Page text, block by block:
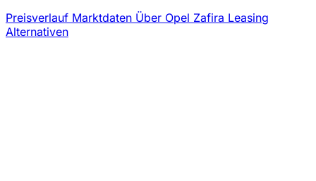
Preisverlauf Marktdaten Über Opel Zafira Leasing
Alternativen